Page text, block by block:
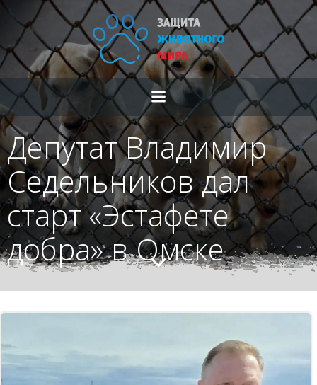
Перейти
к
содержимому
Депутат Владимир
Седельников дал
старт «Эстафете
добра» в Омске